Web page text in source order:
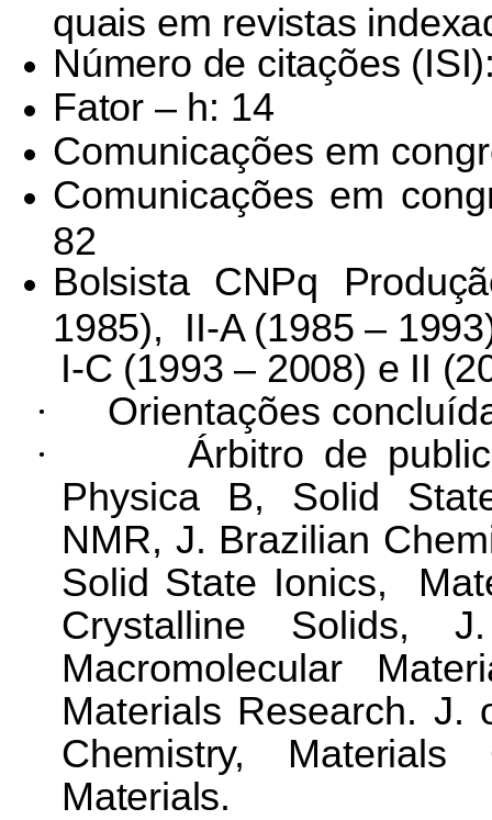
quais em revistas
Número de citações
Fator – h: 14
Comunicações em
Comunicações em
82
Bolsista CNPq
1985), II-A (1985 –
I-C (1993 – 2008) e II
·
Orientações
·
Árbitro de
Physica B, Solid
NMR, J. Brazilian
Solid State Ionics,
Crystalline Solids,
Macromolecular
Materials Research. J.
Chemistry,
Materials.